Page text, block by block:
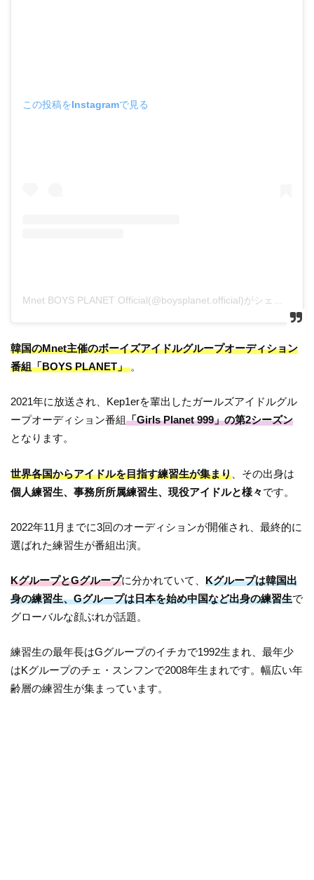
この投稿をInstagramで見る
韓国のMnet主催のボーイズアイドルグループオーディション
番組「BOYS PLANET」。
2021年に放送され、Kep1erを輩出したガールズアイドルグル
ープオーディション番組「Girls Planet 999」の第2シーズン
となります。
世界各国からアイドルを目指す練習生が集まり 、その出身は
個人練習生、事務所所属練習生、現役アイドルと様々です。
2022年11月までに3回のオーディションが開催され、最終的に
選ばれた練習生が番組出演。
KグループとGグループに分かれていて、Kグループは韓国出
身の練習生、Gグループは日本を始め中国など出身の練習生で
グローバルな顔ぶれが話題。
練習生の最年長はGグループのイチカで1992生まれ、最年少
はKグループのチェ・スンフンで2008年生まれです。幅広い年
齢層の練習生が集まっています。